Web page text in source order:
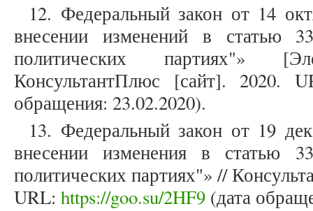
12. Федеральный закон от 14
внесении изменений в статью
политических партиях"»
КонсультантПлюс [сайт]. 2020.
обращения: 23.02.2020).
13. Федеральный закон от 19
внесении изменения в статью
политических партиях"» //
URL: https://goo.su/2HF9 (дата